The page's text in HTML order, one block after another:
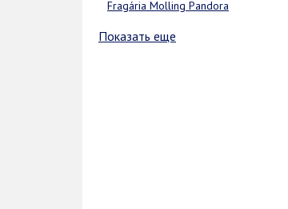
Fragária Molling Pandora
Показать еще